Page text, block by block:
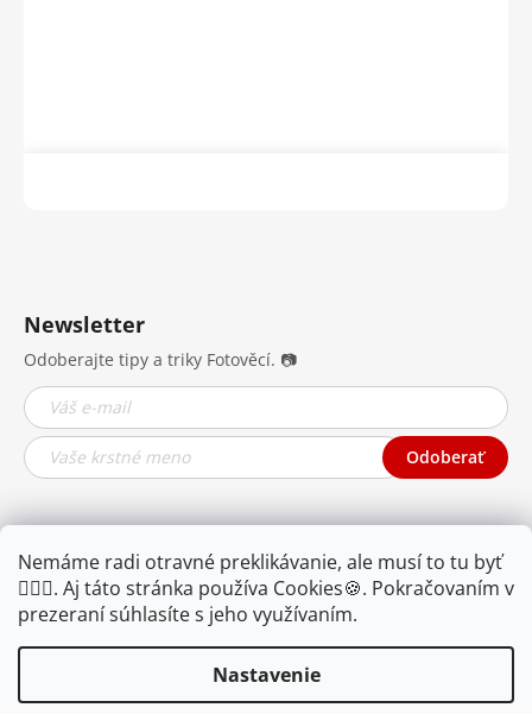
Nemáme radi otravné preklikávanie, ale musí to tu byť
🤦🏾‍♂️. Aj táto stránka používa Cookies🍪. Pokračovaním v
prezeraní súhlasíte s jeho využívaním.
Nastavenie
Newsletter
Odoberajte tipy a triky Fotověcí. 📷
Odoberať
YOUTUBE FB IG